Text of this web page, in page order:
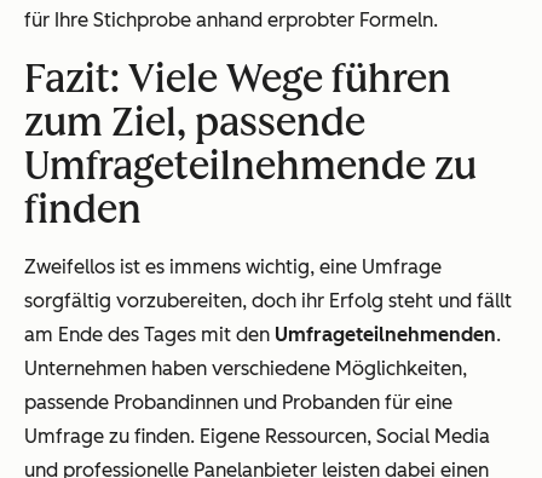
für Ihre Stichprobe anhand erprobter Formeln.
Fazit: Viele Wege führen
zum Ziel, passende
Umfrageteilnehmende zu
finden
Zweifellos ist es immens wichtig, eine Umfrage
sorgfältig vorzubereiten, doch ihr Erfolg steht und fällt
am Ende des Tages mit den Umfrageteilnehmenden.
Unternehmen haben verschiedene Möglichkeiten,
passende Probandinnen und Probanden für eine
Umfrage zu finden. Eigene Ressourcen, Social Media
und professionelle Panelanbieter leisten dabei einen